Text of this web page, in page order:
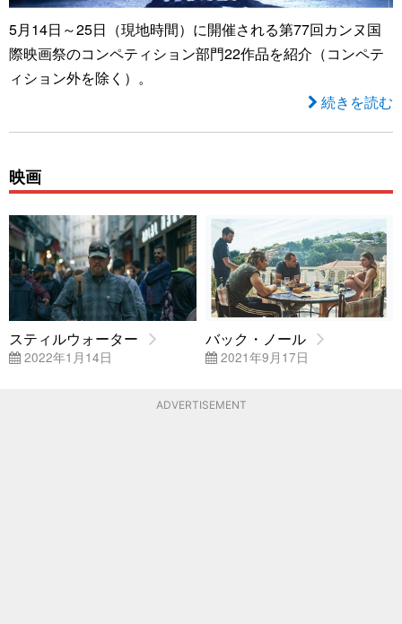
5月14日～25日（現地時間）に開催される第77回カンヌ国
際映画祭のコンペティション部門22作品を紹介（コンペテ
ィション外を除く）。
続きを読む
映画
スティルウォーター
2022年1月14日
バック・ノール
2021年9月17日
ADVERTISEMENT